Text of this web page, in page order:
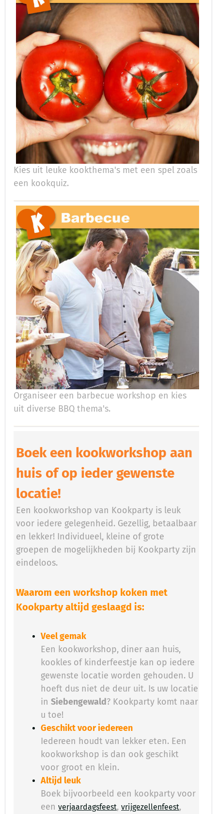
Kies uit leuke kookthema's met een spel zoals
een kookquiz.
Organiseer een barbecue workshop en kies
uit diverse BBQ thema's.
Boek een kookworkshop aan
huis of op ieder gewenste
locatie!
Een kookworkshop van Kookparty is leuk
voor iedere gelegenheid. Gezellig, betaalbaar
en lekker! Individueel, kleine of grote
groepen de mogelijkheden bij Kookparty zijn
eindeloos.
Waarom een workshop koken met
Kookparty altijd geslaagd is:
Veel gemak
Een kookworkshop, diner aan huis,
kookles of kinderfeestje kan op iedere
gewenste locatie worden gehouden. U
hoeft dus niet de deur uit. Is uw locatie
inSiebengewald? Kookparty komt naar
u toe!
Geschikt voor iedereen
Iedereen houdt van lekker eten. Een
kookworkshop is dan ook geschikt
voor groot en klein.
Altijd leuk
Boek bijvoorbeeld een kookparty voor
eenverjaardagsfeest,vrijgezellenfeest,